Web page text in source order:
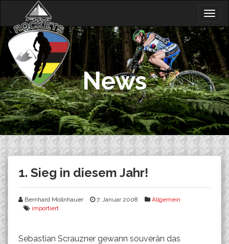
content
News
1. Sieg in diesem Jahr!
Bernhard Mollnhauer 7. Januar 2008
Allgemein
importiert
Sebastian Scrauzner gewann souverän das